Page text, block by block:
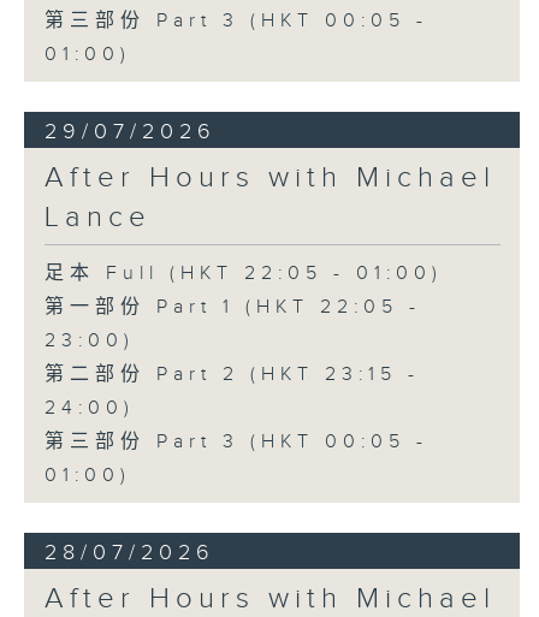
第三部份 Part 3 (HKT 00:05 -
01:00)
29/07/2026
After Hours with Michael
Lance
足本 Full (HKT 22:05 - 01:00)
第一部份 Part 1 (HKT 22:05 -
23:00)
第二部份 Part 2 (HKT 23:15 -
24:00)
第三部份 Part 3 (HKT 00:05 -
01:00)
28/07/2026
After Hours with Michael